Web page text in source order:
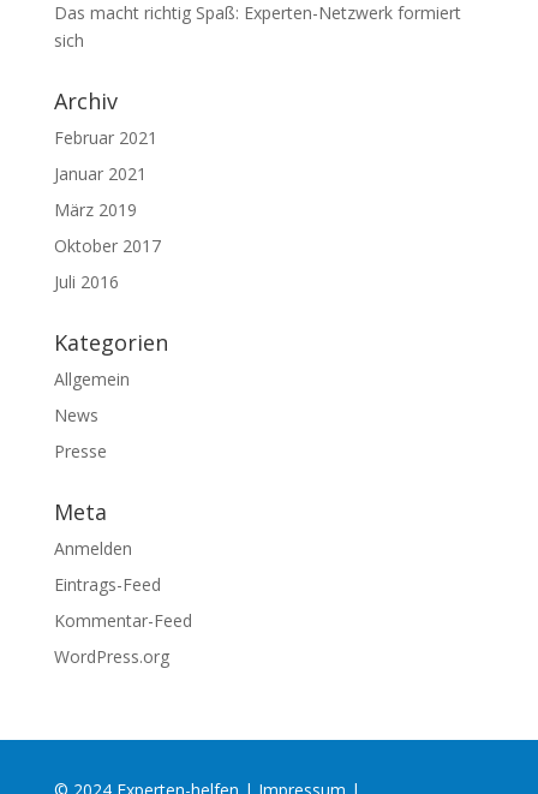
Das macht richtig Spaß: Experten-Netzwerk formiert
sich
Archiv
Februar 2021
Januar 2021
März 2019
Oktober 2017
Juli 2016
Kategorien
Allgemein
News
Presse
Meta
Anmelden
Eintrags-Feed
Kommentar-Feed
WordPress.org